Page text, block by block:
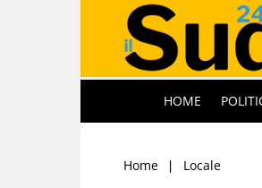
HOME
Home Locale